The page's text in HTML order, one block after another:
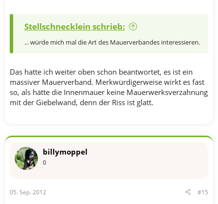
Stellschnecklein schrieb:
... würde mich mal die Art des Mauerverbandes interessieren.
Das hatte ich weiter oben schon beantwortet, es ist ein
massiver Mauerverband. Merkwürdigerweise wirkt es fast
so, als hätte die Innenmauer keine Mauerwerksverzahnung
mit der Giebelwand, denn der Riss ist glatt.
billymoppel
0
05. Sep. 2012 #15